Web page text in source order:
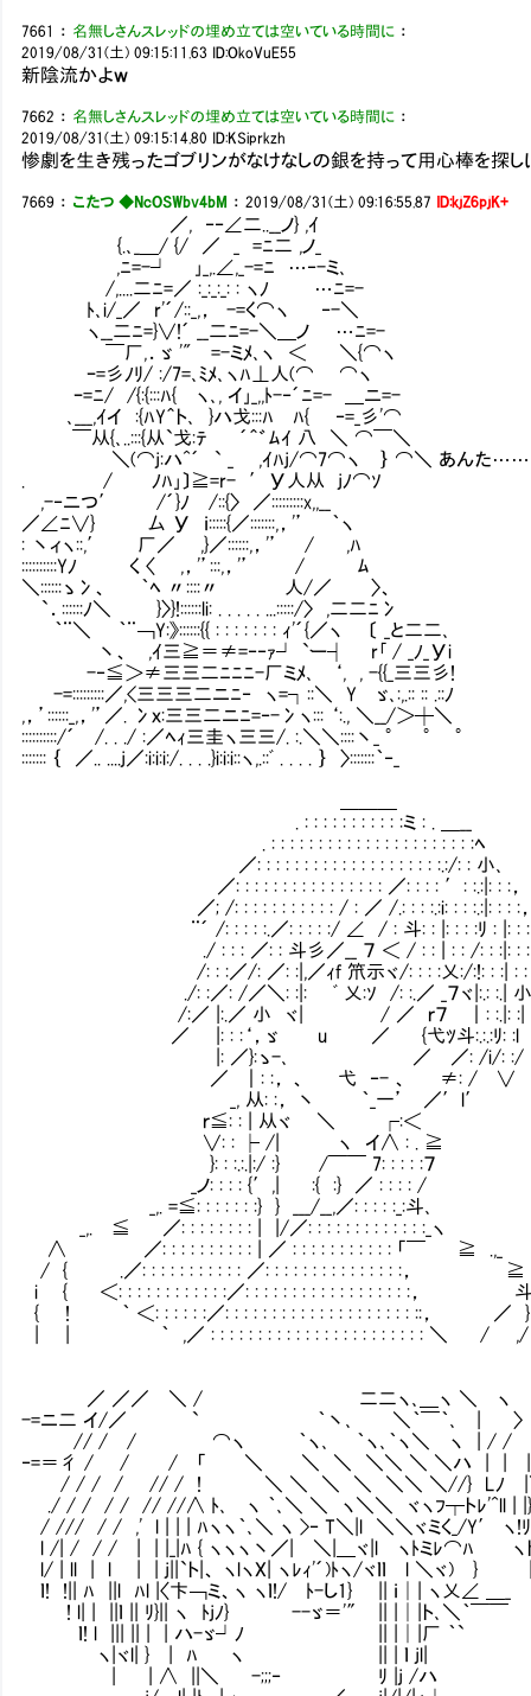
7661 ： 名無しさんスレッドの埋め立ては空いている時間に ：
2019/08/31(土) 09:15:11.63 ID:OkoVuE55
新陰流かよｗ
7662 ： 名無しさんスレッドの埋め立ては空いている時間に ：
2019/08/31(土) 09:15:14.80 ID:KSiprkzh
惨劇を生き残ったゴブリンがなけなしの銀を持って用心棒を探
7669 ： こたつ ◆NcOSWbv4bM ：2019/08/31(土) 09:16:55.87 ID:kjZ6pjK+
／, ‐‐∠二..__ノ} ,ｲ
{.､_＿/ {/ ／ _ =ﾆ二 ,ノ_
,ﾆ=-┘ ｣_,.∠,_-=ﾆ …‐-ミ､
/,....二ﾆ=／ :_:_:_: : ヽﾉ …ﾆ=-
ﾄ､i/_／ r'´/::_,， -=く⌒ヽ ‐-＼
ヽ__二ﾆ=}∨!´ __二ﾆ=-＼＿ノ …ﾆ=-
￣厂,．ゞ '" =-ミﾒ､ヽ ＜ ＼{⌒ヽ
ｰ=彡ﾉﾘ/ :/7=､ﾐﾒ､ヽﾊ⊥人(⌒ ⌒ヽ
ｰ=ﾆ/ /{:{:::ﾊ{ ヽ､, イ｣_,,ﾄ-‐´ﾆ=- ＿ニ=-
､___,ｲイ :{ﾊY＾ト､ }ハ戈:::ﾊ ﾊ{ ‐=_彡'⌒
￣从{､..:::{从`戈:ﾃ ´＾゛ﾑｲ 八 ＼ ⌒￣＼
＼(⌒j:ハ^´ ` _ ,ｲﾊj/⌒7⌒ヽ ｝ ⌒＼ あんた……そ
. / ﾉﾊ｣〕≧=r- ′У人从 jﾉ⌒ｿ
,-‐ニつ′ /´}ﾉ /::{〉 ／:::::::::x,,__
／∠ﾆ∨} 厶 У ｉ:::::{／:::::::,，'’ ｀ヽ
: 丶ィヽ::,′ 厂／ ,}／::::::,，'’ / ,ﾊ
::::::::::Yﾉ く 〈 ,，'’:::,，'’ / ﾑ
＼::::::ゝ冫、 ｀ﾍ 〃::::〃 人/／ 〉、
`．::::::ﾉ＼ }〉}!::::::li: . . . . . ...:::::/〉 ,二二ﾆ冫
｀¨＼ ｀¨￢Y:》::::::{{ : : : : : : : ｨ'´{／ヽ 〔 _と二二､
丶、 ,ｲ三≧＝≠=‐‐ｧ┘ `ー┤ r｢ / _ﾉ_Уi
-‐≦＞≠三三二ﾆﾆﾆ-厂ミﾒ､ ‘, , -{{_三三彡!
-=:::::::::／,<三三三二ニﾆ‐ ヽ=┐::＼ Y ゞ､:,.:: :: .::ﾉ
,，’::::::_,，'’／. 冫ｘ:三三二ニﾆ=‐-冫ヽ::: ‘:., ＼__/＞┼＼
::::::::::/´ /. . ./ :／ﾍｨ三圭ヽ三三/. :.＼＼::::丶_ ° ° °
::::::: ｛ ／.. ....j／:i:i:i:/. . . .}i:i:i::ヽ,.::ﾞ . . . . ｝ 〉:::::::｀‐_
. : : : : : : : : : : :ミ : . ＿__
. : : : : : : : : : : : : : : : : : : : : : :ﾍ
／: : : : : : : : : : : : : : : : : : : :.:/: : 小､
／: : : : : : : : : : : : : : : : ／: : : : ′: :.:|: : :，
／; /: : : : : : : : : : : / : ／ /.: : : :.:i: : : :.:|: : : :
¨´ /: : : : :.／: : : : :/ ∠ / : 斗: : |: : : :ﾘ : |: : :
./ : : : ／: : 斗彡／__ ７ ＜ / : : | : : /: : :|: : : :
/: : :／/: ／: :|,／ｨf 笊示ヾ/: : : :乂:/:!: : :| : : :
./: :／: /／＼: :|: ﾞ 乂:ｿ /: :.／ _７ヾ|:.: :.| 小
/:／ |:.／ 小 ヾ| / ／ ｒ７㍉｜: :.|: :|
／ |: : :‘，ゞ u ／ {弋ﾂ斗:.:.:ﾘ: :l
|: ／}:ゝ-､ ／ ／: /i/: :/ ……話は後。
／ ｜: :， 、 弋 ‐- 、 ≠: / ∨ まあ、隠密とかい
_, 从: :， 丶 ｀_一’ ／′l′
ｒ≦: : | 从ヾ ＼ ┌:＜
∨: : ├ /| ヽ イ∧ : . ≧
}: : :.:.|:/ :} /￣￣ 7: : : : :７
_ノ: : : : {′,| :{ :} ／ : : : : /
_,. =≦: : : : : : :} } ___/__,／: : : : :_:斗､
_,. ≦ ／: : : : : : : : | |/／: : : : : : : : : : : : :_ヽ
∧ ／: : : : : : : : : : | ／ : : : : : : : : : : : 「￣ ≧ .,_
/ { .／: : : : : : : : : : : ／: : : : : : : : : : : : : : :， ≧
i { ＜: : : : : : : : : : : :／: : : : : : : : : : : : : : : : : :，
{ ! ｀ ＜: : : : : :／: : : : : : : : : : : : : : : : : : : : ::，
| | ｀ ,／ : : : : : : : : : : : : : : : : : : : : : : : ＼ /
／ ／／ ＼ / 二二ヽ､＿ヽ ＼ ヽ
-=ニ二 イ/／ ` ｀丶､ ＼｀￣｀､ | 〉
// / / ⌒ヽ ｀ヽ､ ｀ヽ､｀ヽ＼ ヽ | / /
‐=＝彳 / / / 「 ＼ ＼ ＼ ＼＼ ＼ ＼ハ | | |
/ / / / // / ! ＼ ＼ ＼ ＼ ＼＼ ＼//} Lﾉ |
./ / / / / // //∧ ﾄ､ ヽ ｀､＼ ＼ ヽ＼＼ ヾヽﾌ┬トﾚ'^ll |
/ /// / / ,' l | | | ﾊヽヽ｀､＼ ヽ >‐ T＼|l ＼＼ヾミく_/Y′
l /| / / / | | |_|ﾊ { ヽヽヽ丶／| ＼|＿ヾ|l ヽﾄミﾚ⌒ﾊ ヽ
l/ | ll | l | | j||`ト|、 ヽlヽX| ヽﾚｨ'´)ﾄヽ/ヾｌｌ l ＼ヾ) } ||^
ｌ! !|| ﾊ ||l ﾊl |〈卞￢ミ、ヽ ヽｌ!/ ﾄ-し1} || ｉ│| ヽ乂∠
! l| | ||ｌ || ﾘ}|| ヽ ﾄjﾉ} --ゞ＝'″ || |│|ト､＼｀￣￣ ll ||
ｌ! l ||| || | | ハ-ゞ┘ﾉ || |│|厂 ｀
ヽ|ヾl| } | ﾊ ヽ || | ｌ jl|
| | ∧ ||＼ -;;;‐ ﾘ |j /ハ